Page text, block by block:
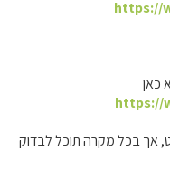
https://
כאן
https://
אך בכל מקרה תוכל לבדוק